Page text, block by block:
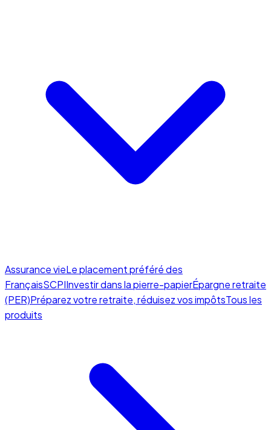
Assurance vieLe placement préféré des
FrançaisSCPIInvestir dans la pierre-papierÉpargne retraite
(PER)Préparez votre retraite, réduisez vos impôtsTous les
produits